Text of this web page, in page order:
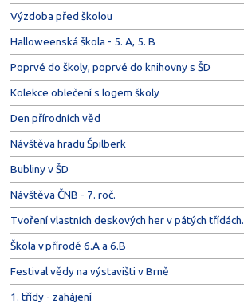
Výzdoba před školou
Halloweenská škola - 5. A, 5. B
Poprvé do školy, poprvé do knihovny s ŠD
Kolekce oblečení s logem školy
Den přírodních věd
Návštěva hradu Špilberk
Bubliny v ŠD
Návštěva ČNB - 7. roč.
Tvoření vlastních deskových her v pátých třídách.
Škola v přírodě 6.A a 6.B
Festival vědy na výstavišti v Brně
1. třídy - zahájení